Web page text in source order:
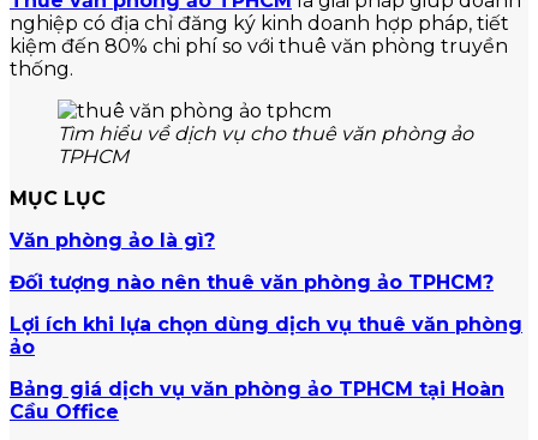
nghiệp có địa chỉ đăng ký kinh doanh hợp pháp, tiết
kiệm đến 80% chi phí so với thuê văn phòng truyền
thống.
Tìm hiểu về dịch vụ cho thuê văn phòng ảo
TPHCM
MỤC LỤC
Văn phòng ảo là gì?
Đối tượng nào nên thuê văn phòng ảo TPHCM?
Lợi ích khi lựa chọn dùng dịch vụ thuê văn phòng
ảo
Bảng giá dịch vụ văn phòng ảo TPHCM tại Hoàn
Cầu Office